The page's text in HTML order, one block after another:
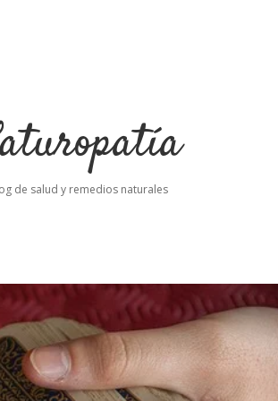
de salud y remedios naturales